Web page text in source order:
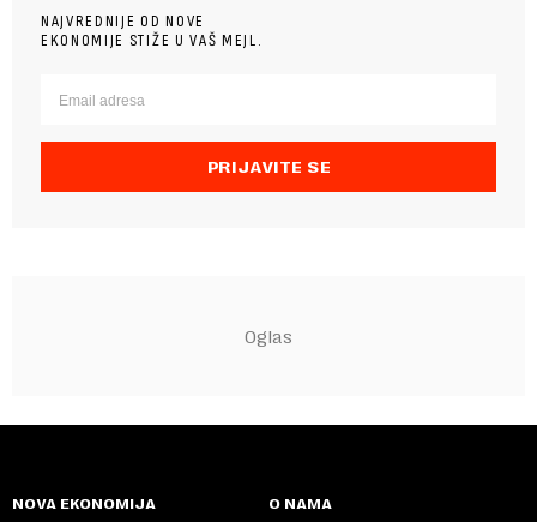
NAJVREDNIJE OD NOVE
EKONOMIJE STIŽE U VAŠ MEJL.
PRIJAVITE SE
NOVA EKONOMIJA O NAMA